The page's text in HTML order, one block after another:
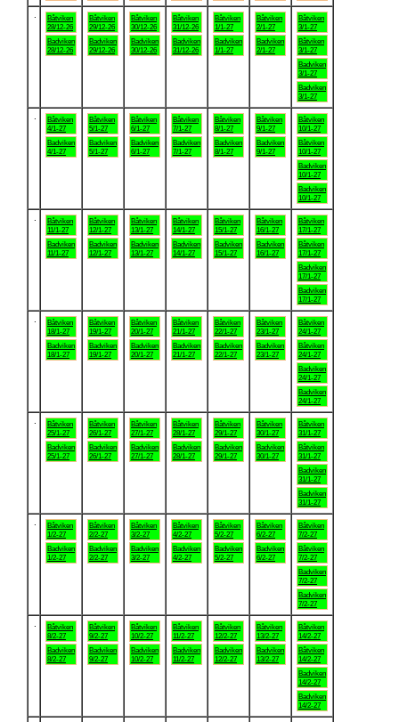
Båtviken
28/12-26
Badviken
28/12-26
Båtviken
29/12-26
Badviken
29/12-26
Båtviken
30/12-26
Badviken
30/12-26
Båtviken
31/12-26
Badviken
31/12-26
Båtviken
1/1-27
Badviken
1/1-27
Båtviken
2/1-27
Badviken
2/1-27
Båtviken
3/1-27
Båtviken
3/1-27
Badviken
3/1-27
Badviken
3/1-27
Båtviken
4/1-27
Badviken
4/1-27
Båtviken
5/1-27
Badviken
5/1-27
Båtviken
6/1-27
Badviken
6/1-27
Båtviken
7/1-27
Badviken
7/1-27
Båtviken
8/1-27
Badviken
8/1-27
Båtviken
9/1-27
Badviken
9/1-27
Båtviken
10/1-27
Båtviken
10/1-27
Badviken
10/1-27
Badviken
10/1-27
Båtviken
11/1-27
Badviken
11/1-27
Båtviken
12/1-27
Badviken
12/1-27
Båtviken
13/1-27
Badviken
13/1-27
Båtviken
14/1-27
Badviken
14/1-27
Båtviken
15/1-27
Badviken
15/1-27
Båtviken
16/1-27
Badviken
16/1-27
Båtviken
17/1-27
Båtviken
17/1-27
Badviken
17/1-27
Badviken
17/1-27
Båtviken
18/1-27
Badviken
18/1-27
Båtviken
19/1-27
Badviken
19/1-27
Båtviken
20/1-27
Badviken
20/1-27
Båtviken
21/1-27
Badviken
21/1-27
Båtviken
22/1-27
Badviken
22/1-27
Båtviken
23/1-27
Badviken
23/1-27
Båtviken
24/1-27
Båtviken
24/1-27
Badviken
24/1-27
Badviken
24/1-27
Båtviken
25/1-27
Badviken
25/1-27
Båtviken
26/1-27
Badviken
26/1-27
Båtviken
27/1-27
Badviken
27/1-27
Båtviken
28/1-27
Badviken
28/1-27
Båtviken
29/1-27
Badviken
29/1-27
Båtviken
30/1-27
Badviken
30/1-27
Båtviken
31/1-27
Båtviken
31/1-27
Badviken
31/1-27
Badviken
31/1-27
Båtviken
1/2-27
Badviken
1/2-27
Båtviken
2/2-27
Badviken
2/2-27
Båtviken
3/2-27
Badviken
3/2-27
Båtviken
4/2-27
Badviken
4/2-27
Båtviken
5/2-27
Badviken
5/2-27
Båtviken
6/2-27
Badviken
6/2-27
Båtviken
7/2-27
Båtviken
7/2-27
Badviken
7/2-27
Badviken
7/2-27
Båtviken
8/2-27
Badviken
8/2-27
Båtviken
9/2-27
Badviken
9/2-27
Båtviken
10/2-27
Badviken
10/2-27
Båtviken
11/2-27
Badviken
11/2-27
Båtviken
12/2-27
Badviken
12/2-27
Båtviken
13/2-27
Badviken
13/2-27
Båtviken
14/2-27
Båtviken
14/2-27
Badviken
14/2-27
Badviken
14/2-27